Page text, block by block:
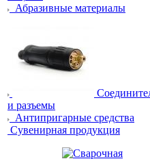
Абразивные материалы
и разъемы
Антипригарные средства
Сувенирная продукция